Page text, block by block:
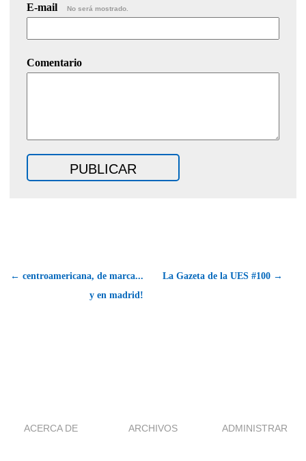
E-mail No será mostrado.
Comentario
← centroamericana, de marca...
y en madrid!
La Gazeta de la UES #100 →
ACERCA DE ARCHIVOS ADMINISTRAR